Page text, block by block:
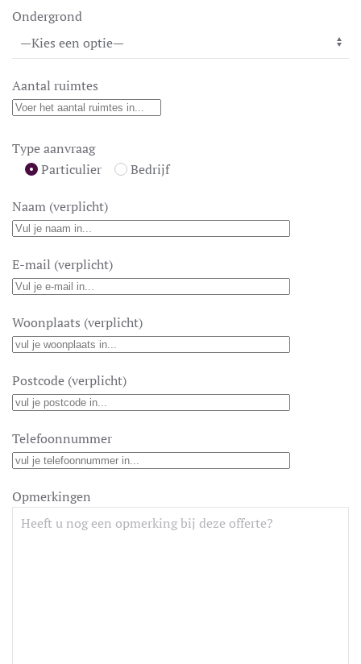
Ondergrond
Aantal ruimtes
Type aanvraag
Particulier
Bedrijf
Naam (verplicht)
E-mail (verplicht)
Woonplaats (verplicht)
Postcode (verplicht)
Telefoonnummer
Opmerkingen